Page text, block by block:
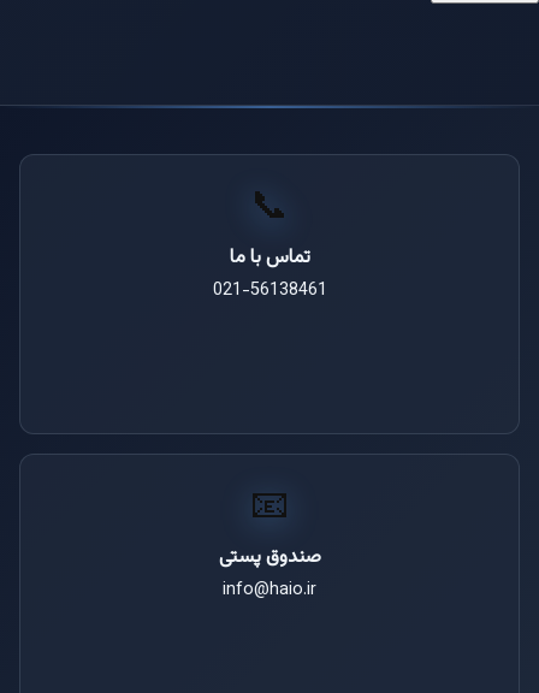
📞
تماس با ما
021-56138461
📧
صندوق پستی
info@haio.ir